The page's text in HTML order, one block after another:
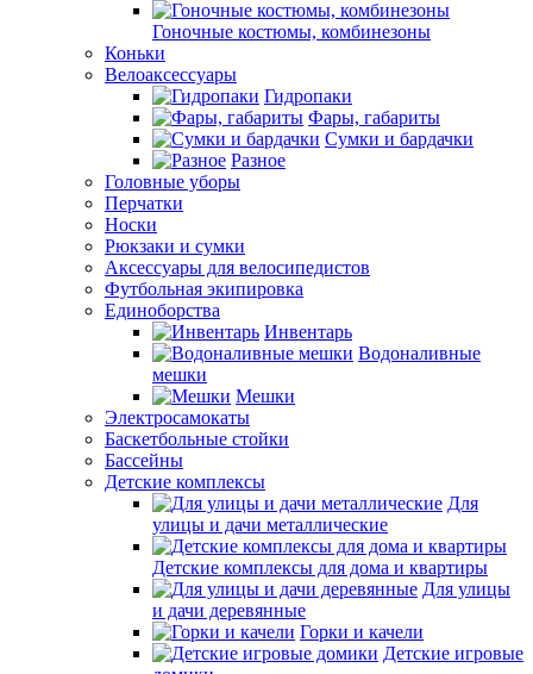
Гоночные костюмы, комбинезоны
Коньки
Велоаксессуары
Гидропаки
Фары, габариты
Сумки и бардачки
Разное
Головные уборы
Перчатки
Носки
Рюкзаки и сумки
Аксессуары для велосипедистов
Футбольная экипировка
Единоборства
Инвентарь
Водоналивные
мешки
Мешки
Электросамокаты
Баскетбольные стойки
Бассейны
Детские комплексы
Для
улицы и дачи металлические
Детские комплексы для дома и квартиры
Для улицы
и дачи деревянные
Горки и качели
Детские игровые